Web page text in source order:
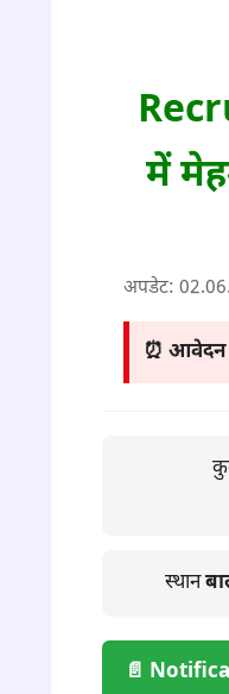
में
अपडेट:
⏰ आवेदन
स्थान
📄